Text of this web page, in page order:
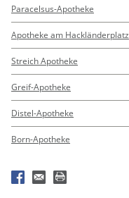
Paracelsus-Apotheke
Apotheke am Hackländerplatz
Streich Apotheke
Greif-Apotheke
Distel-Apotheke
Born-Apotheke